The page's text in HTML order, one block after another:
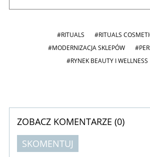
#RITUALS
#RITUALS
#MODERNIZACJA SKLEPÓW
#RYNEK BEAUTY I WELLNESS
ZOBACZ KOMENTARZE (0)
SKOMENTUJ